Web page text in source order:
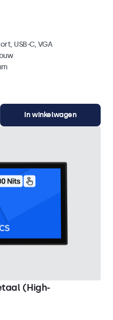
USB-C, VGA
In winkelwagen
(High-